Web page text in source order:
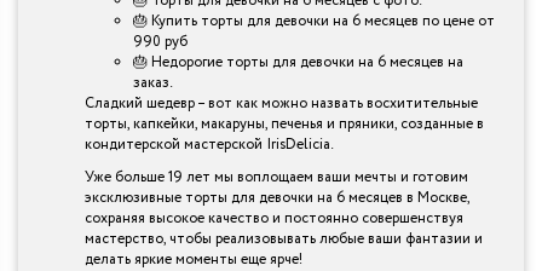
🎂 Купить торты для девочки на 6 месяцев по цене от
990 руб
🎂 Недорогие торты для девочки на 6 месяцев на
заказ.
Сладкий шедевр – вот как можно назвать восхитительные
торты, капкейки, макаруны, печенья и пряники, созданные в
кондитерской мастерской IrisDelicia.
Уже больше 19 лет мы воплощаем ваши мечты и готовим
эксклюзивные торты для девочки на 6 месяцев в Москве,
сохраняя высокое качество и постоянно совершенствуя
мастерство, чтобы реализовывать любые ваши фантазии и
делать яркие моменты еще ярче!